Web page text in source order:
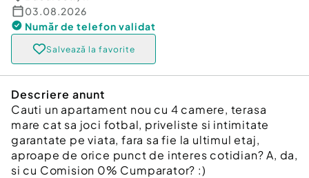
03.08.2026
Număr de telefon validat
Salvează la favorite
Descriere anunt
Cauti un apartament nou cu 4 camere, terasa
mare cat sa joci fotbal, priveliste si intimitate
garantate pe viata, fara sa fie la ultimul etaj,
aproape de orice punct de interes cotidian? A, da,
si cu Comision 0% Cumparator? :)